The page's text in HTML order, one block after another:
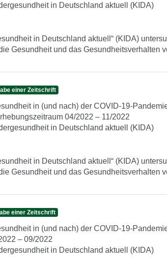
in Deutschland aktuell (KIDA)
in Deutschland aktuell“ (KIDA)
Gesundheit und das Gesundheitsverhalten
einer Zeitschrift
in (und nach) der COVID-19-
04/2022 – 11/2022
in Deutschland aktuell (KIDA)
in Deutschland aktuell“ (KIDA)
Gesundheit und das Gesundheitsverhalten
einer Zeitschrift
in (und nach) der COVID-19-
– 09/2022
in Deutschland aktuell (KIDA)